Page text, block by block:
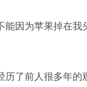
因为苹果掉在我
了前人很多年的